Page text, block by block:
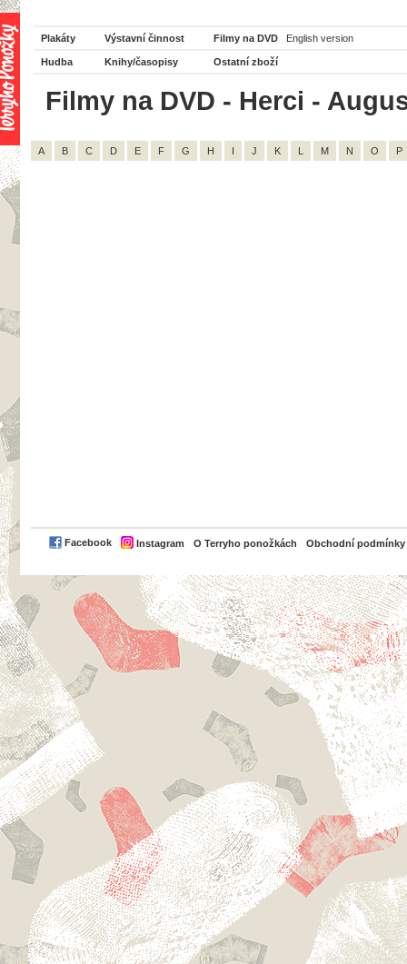
Plakáty Výstavní činnost Filmy na DVD English version
Hudba Knihy/časopisy Ostatní zboží
Filmy na DVD - Herci -
A B C D E F G H I J K L M N O P
Facebook Instagram O Terryho ponožkách Obchodní podmínky
PayPal